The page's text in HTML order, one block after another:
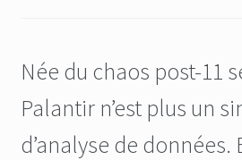
Née du chaos post-11
Palantir n’est plus un
d’analyse de données.